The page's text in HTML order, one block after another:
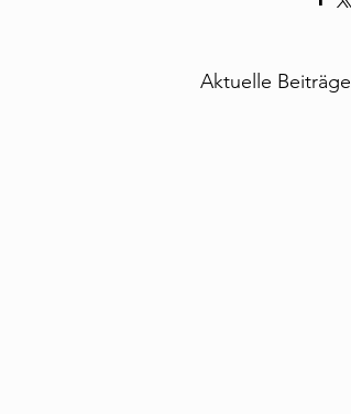
Aktuelle Beiträge